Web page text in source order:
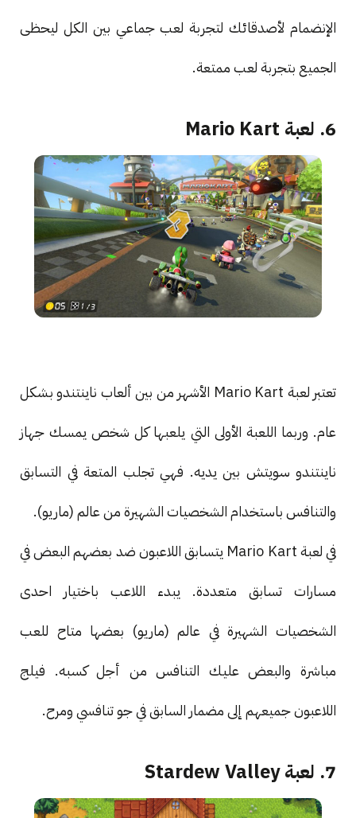
الإنضمام لأصدقائك لتجربة لعب جماعي بين الكل ليحظى
الجميع بتجربة لعب ممتعة.
6. لعبة Mario Kart
تعتبر لعبة Mario Kart الأشهر من بين ألعاب ناينتندو بشكل
عام. وربما اللعبة الأولى التي يلعبها كل شخص يمسك جهاز
ناينتندو سويتش بين يديه. فهي تجلب المتعة في التسابق
والتنافس باستخدام الشخصيات الشهيرة من عالم (ماريو).
في لعبة Mario Kart يتسابق اللاعبون ضد بعضهم البعض في
مسارات تسابق متعددة. يبدء اللاعب باختيار احدى
الشخصيات الشهيرة في عالم (ماريو) بعضها متاح للعب
مباشرة والبعض عليك التنافس من أجل كسبه. فيلج
اللاعبون جميعهم إلى مضمار السابق في جو تنافسي ومرح.
7. لعبة Stardew Valley